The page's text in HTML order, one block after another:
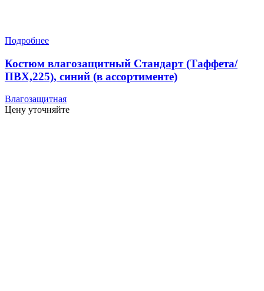
Подробнее
Костюм влагозащитный Стандарт (Таффета/
ПВХ,225), синий (в ассортименте)
Влагозащитная
Цену уточняйте